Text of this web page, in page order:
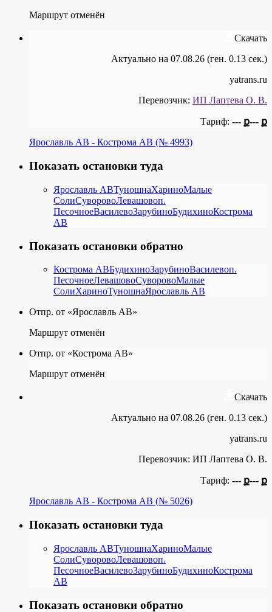
Маршрут отменён
Скачать
Актуально на 07.08.26 (ген. 0.13 сек.)
yatrans.ru
Перевозчик: ИП Лаптева О. В.
Тариф: --- ք--- ք
Ярославль АВ - Кострома АВ (№ 4993)
Показать остановки туда
Ярославль АВТуношнаХариноМалые
СолиСуворовоЛевашовоп.
ПесочноеВасилевоЗарубиноБудихиноКострома
АВ
Показать остановки обратно
Кострома АВБудихиноЗарубиноВасилевоп.
ПесочноеЛевашовоСуворовоМалые
СолиХариноТуношнаЯрославль АВ
Отпр. от «Ярославль АВ»
Маршрут отменён
Отпр. от «Кострома АВ»
Маршрут отменён
Скачать
Актуально на 07.08.26 (ген. 0.13 сек.)
yatrans.ru
Перевозчик: ИП Лаптева О. В.
Тариф: --- ք--- ք
Ярославль АВ - Кострома АВ (№ 5026)
Показать остановки туда
Ярославль АВТуношнаХариноМалые
СолиСуворовоЛевашовоп.
ПесочноеВасилевоЗарубиноБудихиноКострома
АВ
Показать остановки обратно